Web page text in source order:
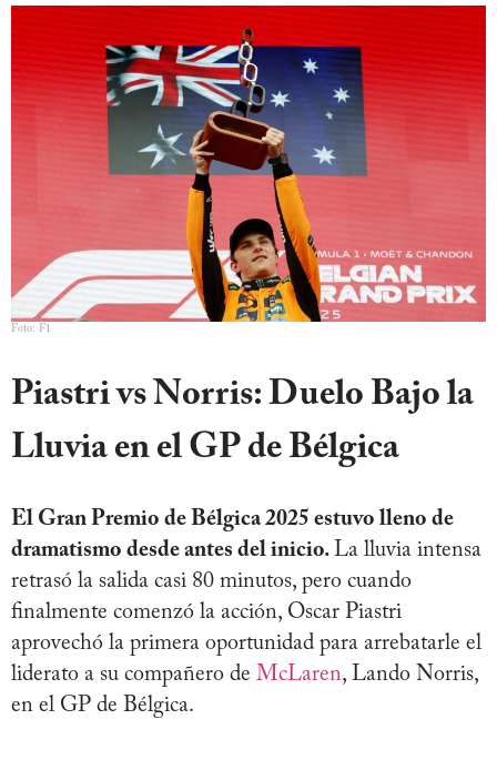
Foto: F1
Piastri vs Norris: Duelo Bajo la
Lluvia en el GP de Bélgica
El Gran Premio de Bélgica 2025 estuvo lleno de
dramatismo desde antes del inicio. La lluvia intensa
retrasó la salida casi 80 minutos, pero cuando
finalmente comenzó la acción, Oscar Piastri
aprovechó la primera oportunidad para arrebatarle el
liderato a su compañero de McLaren, Lando Norris,
en el GP de Bélgica.